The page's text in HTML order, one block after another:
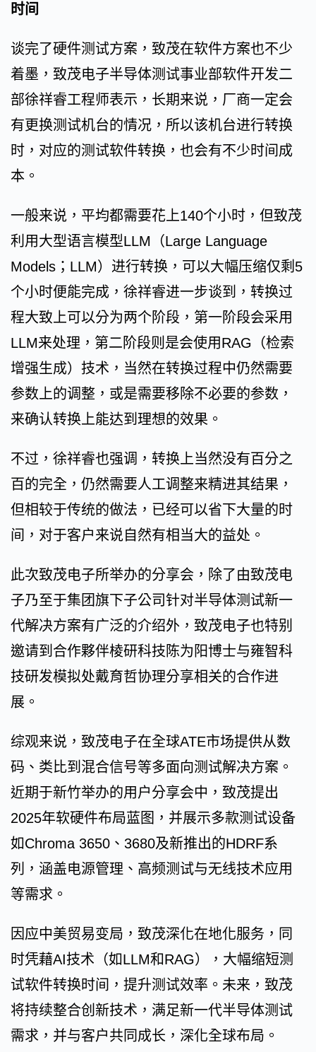
时间
谈完了硬件测试方案，致茂在软件方案也不少
着墨，致茂电子半导体测试事业部软件开发二
部徐祥睿工程师表示，长期来说，厂商一定会
有更换测试机台的情况，所以该机台进行转换
时，对应的测试软件转换，也会有不少时间成
本。
一般来说，平均都需要花上140个小时，但致茂
利用大型语言模型LLM（Large Language
Models；LLM）进行转换，可以大幅压缩仅剩5
个小时便能完成，徐祥睿进一步谈到，转换过
程大致上可以分为两个阶段，第一阶段会采用
LLM来处理，第二阶段则是会使用RAG（检索
增强生成）技术，当然在转换过程中仍然需要
参数上的调整，或是需要移除不必要的参数，
来确认转换上能达到理想的效果。
不过，徐祥睿也强调，转换上当然没有百分之
百的完全，仍然需要人工调整来精进其结果，
但相较于传统的做法，已经可以省下大量的时
间，对于客户来说自然有相当大的益处。
此次致茂电子所举办的分享会，除了由致茂电
子乃至于集团旗下子公司针对半导体测试新一
代解决方案有广泛的介绍外，致茂电子也特别
邀请到合作夥伴棱研科技陈为阳博士与雍智科
技研发模拟处戴育哲协理分享相关的合作进
展。
综观来说，致茂电子在全球ATE市场提供从数
码、类比到混合信号等多面向测试解决方案。
近期于新竹举办的用户分享会中，致茂提出
2025年软硬件布局蓝图，并展示多款测试设备
如Chroma 3650、3680及新推出的HDRF系
列，涵盖电源管理、高频测试与无线技术应用
等需求。
因应中美贸易变局，致茂深化在地化服务，同
时凭藉AI技术（如LLM和RAG），大幅缩短测
试软件转换时间，提升测试效率。未来，致茂
将持续整合创新技术，满足新一代半导体测试
需求，并与客户共同成长，深化全球布局。